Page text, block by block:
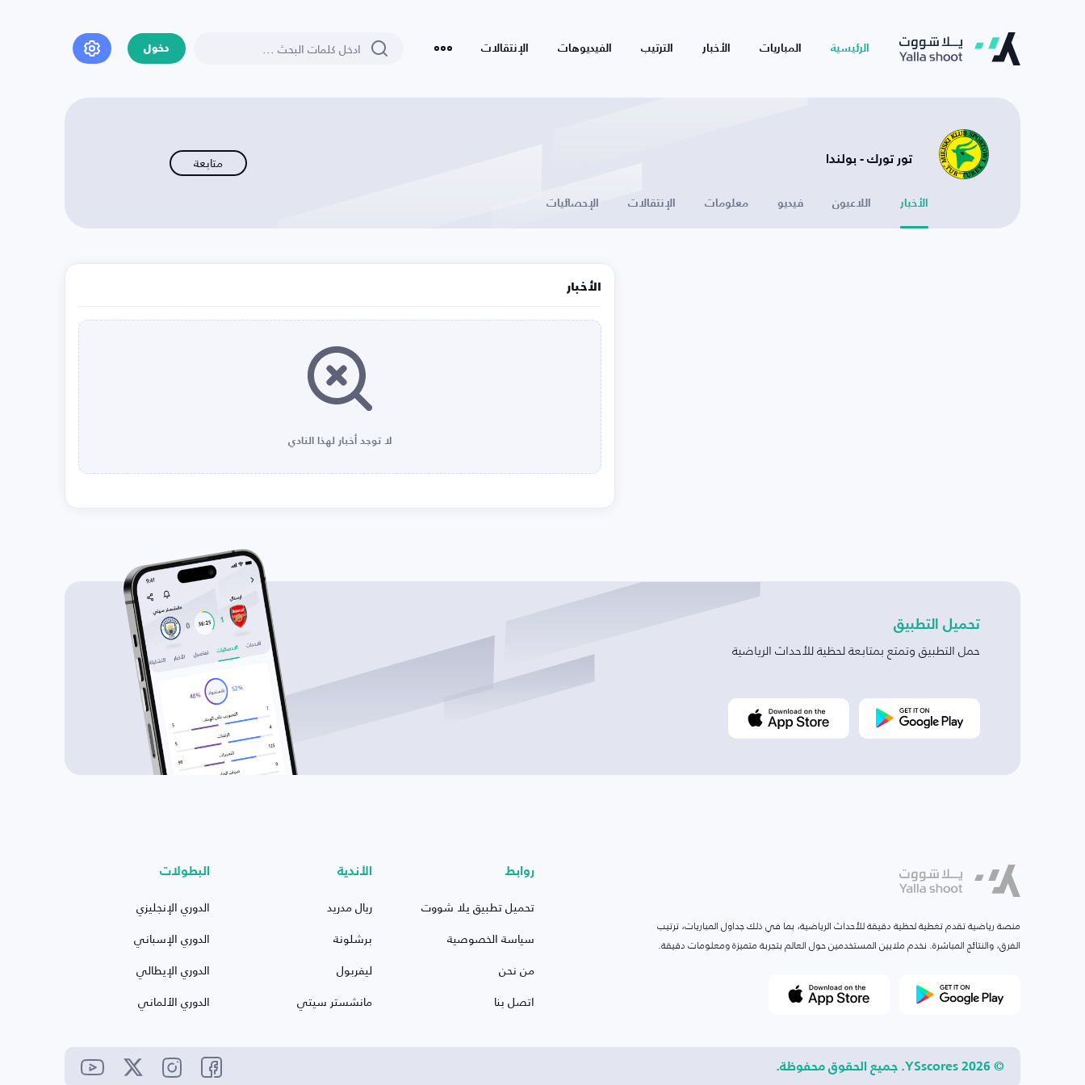
الرئيسية المباريات الأخبار الترتيب الفيديوهات الإنتقالات دخول
تور تورك - بولندا متابعة
الأخبار اللاعبون فيديو معلومات الإنتقالات الإحصائيات
الأخبار
لا توجد أخبار لهذا النادي
تحميل التطبيق
حمل التطبيق وتمتع بمتابعة لحظية للأحداث الرياضية
منصة رياضية تقدم تغطية لحظية دقيقة للأحداث الرياضية، بما في ذلك جداول المباريات، ترتيب
الفرق، والنتائج المباشرة. نخدم ملايين المستخدمين حول العالم بتجربة متميزة ومعلومات دقيقة.
روابط
تحميل تطبيق يلا شووت
سياسة الخصوصية
من نحن
اتصل بنا
الأندية
ريال مدريد
برشلونة
ليفربول
مانشستر سيتي
البطولات
الدوري الإنجليزي
الدوري الإسباني
الدوري الإيطالي
الدوري الألماني
© 2026 YSscores. جميع الحقوق محفوظة.